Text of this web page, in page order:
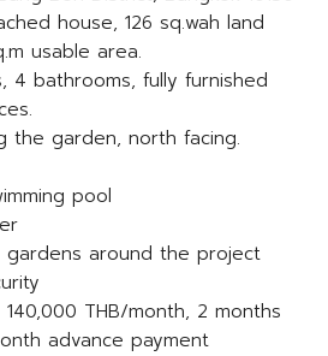
house, 126 sq.wah land
usable area.
4 bathrooms, fully furnished
the garden, north facing.
pool
gardens around the project
140,000 THB/month, 2 months
advance payment